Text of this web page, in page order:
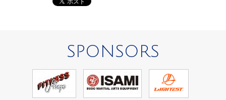
SPONSORS